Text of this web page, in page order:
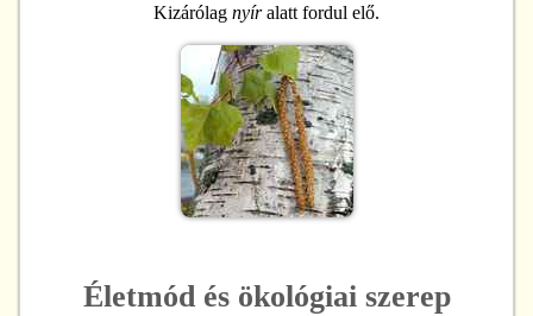
Kizárólag nyíralatt fordul elő.
Életmód és ökológiai szerep